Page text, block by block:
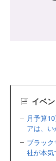
イベ
月予算
アは、
ブラッ
社が本